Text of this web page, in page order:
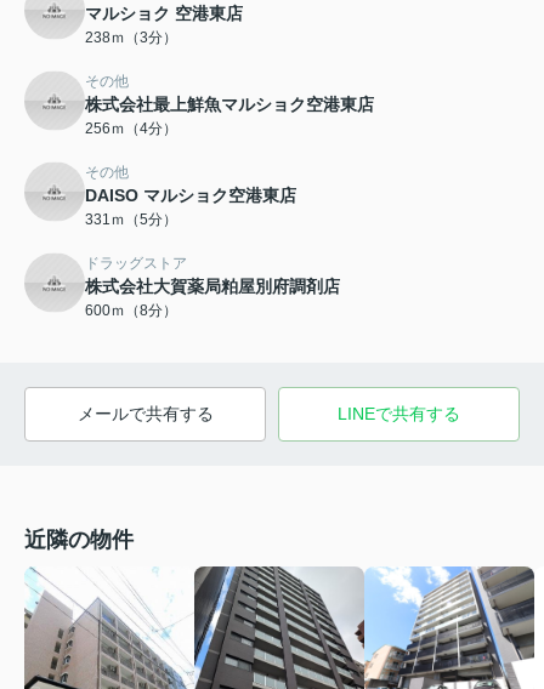
マルショク 空港東店
238ｍ（3分）
その他
株式会社最上鮮魚マルショク空港東店
256ｍ（4分）
その他
DAISO マルショク空港東店
331ｍ（5分）
ドラッグストア
株式会社大賀薬局粕屋別府調剤店
600ｍ（8分）
メールで共有する LINEで共有する
近隣の物件